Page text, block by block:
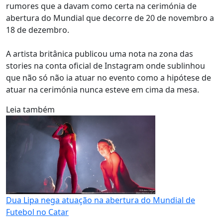
rumores que a davam como certa na cerimónia de
abertura do Mundial que decorre de 20 de novembro a
18 de dezembro.
A artista britânica publicou uma nota na zona das
stories na conta oficial de Instagram onde sublinhou
que não só não ia atuar no evento como a hipótese de
atuar na cerimónia nunca esteve em cima da mesa.
Leia também
Dua Lipa nega atuação na abertura do Mundial de
Futebol no Catar